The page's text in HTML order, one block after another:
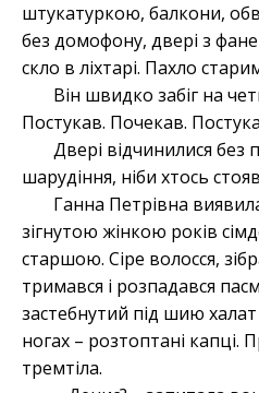
штукатуркою, балкони,
без домофону, двері з
скло в ліхтарі. Пахло
Він швидко забіг на
Постукав. Почекав.
Двері відчинилися
шарудіння, ніби хтось
Ганна Петрівна
зігнутою жінкою років
старшою. Сіре волосся,
тримався і розпадався
застебнутий під шию халат
ногах – розтоптані капці.
тремтіла.